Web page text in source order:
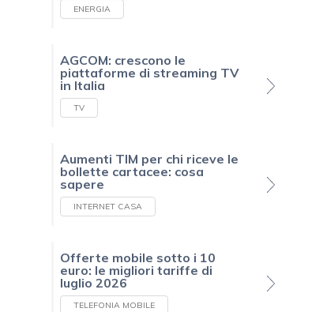
ENERGIA
AGCOM: crescono le
piattaforme di streaming TV
in Italia
TV
Aumenti TIM per chi riceve le
bollette cartacee: cosa
sapere
INTERNET CASA
Offerte mobile sotto i 10
euro: le migliori tariffe di
luglio 2026
TELEFONIA MOBILE